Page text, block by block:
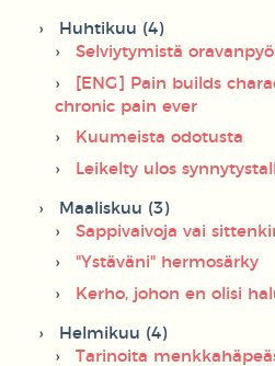
Huhtikuu (4)
Selviytymistä
[ENG] Pain builds
chronic pain ever
Kuumeista odotusta
Leikelty ulos
Maaliskuu (3)
Sappivaivoja vai
"Ystäväni" hermosärky
Kerho, johon en olisi
Helmikuu (4)
Tarinoita